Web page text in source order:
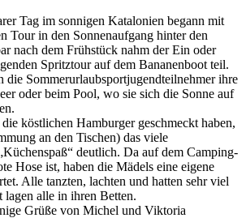
Tag im son­ni­gen Kat­alonien begann mit
Tour in den Son­nenauf­gang hin­ter den
nach dem Früh­stück nahm der Ein oder
Spritz­tour auf dem Bana­nen­boot teil.
die Som­merurlaub­sportju­gendteil­nehmer ihre
oder beim Pool, wo sie sich die Sonne auf
köstlichen Ham­burg­er geschmeckt haben,
an den Tis­chen) das viele
deut­lich. Da auf dem Camp­ing­
Hose ist, haben die Mädels eine eigene
Alle tanzten, lacht­en und hat­ten sehr viel
lagen alle in ihren Betten.
Grüße von Michel und Viktoria